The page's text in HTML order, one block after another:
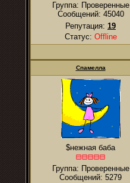
Группа: Проверенные
Сообщений: 45040
Репутация: 19
Статус: Offline
Спамелла
$нежная баба
Группа: Проверенные
Сообщений: 5279